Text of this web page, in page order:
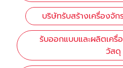
บริษัทรับสร้างเครื่องจั
รับออกแบบและผลิตเครื่
วัสดุ